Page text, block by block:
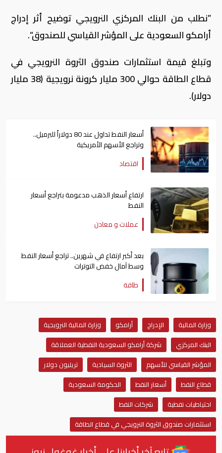
”نطلب من البنك المركزي النرويجي توضيح أثر إدراج
أرامكو السعودية على المؤشر القياسي للصندوق“.
وتبلغ قيمة استثمارات صندوق الثروة النرويجي في
قطاع الطاقة حوالي 300 مليار كرونة نرويجية (38 مليار
دولار).
أسعار النفط تداول عند 80 دولاراً للبرميل..
وتراجع الأسهم الأمريكية
اقتصاد
ارتفاع أسعار الذهب مدعومة بتراجع أسعار
النفط
عملات و معادن
بعد أكبر ارتفاع في شهرين.. تراجع أسعار النفط
وسط آمال خفض التوترات
طاقة
وزارة المالية الإدراج أرامكو
وزارة المالية النرويجية
البنك المركزي
شركة أرامكو السعودية النفطية العملاقة
المؤشر القياسي للأسهم
الثروة السيادية
تريليون دولار
قطاع النفط
أسعار النفط
الحكومة السعودية
احتياطيات نفطية
شركات النفط
استثمارات صندوق الثروة النرويجي في قطاع الطاقة